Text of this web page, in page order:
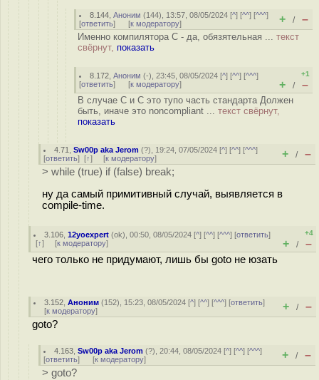
8.144 ,Аноним (144), 13:57, 08/05/2024 [^] [^^] [^^^]
[ответить] [к модератору] + / –
Именно компилятора С - да, обязятельная ... текст
свёрнут, показать
8.172 ,Аноним (-), 23:45, 08/05/2024 [^] [^^] [^^^]
[ответить] [к модератору]
+1
+ / –
В случае С и C это тупо часть стандарта Должен
быть, иначе это noncompliant ... текст свёрнут,
показать
4.71 ,Sw00p aka Jerom (?), 19:24, 07/05/2024 [^] [^^] [^^^]
[ответить] [↑] [к модератору] + / –
> while (true) if (false) break;
ну да самый примитивный случай, выявляется в
compile-time.
3.106 ,12yoexpert (ok), 00:50, 08/05/2024 [^] [^^] [^^^] [ответить]
[↑] [к модератору]
+4
+ / –
чего только не придумают, лишь бы goto не юзать
3.152 ,Аноним (152), 15:23, 08/05/2024 [^] [^^] [^^^] [ответить]
[к модератору] + / –
goto?
4.163 ,Sw00p aka Jerom (?), 20:44, 08/05/2024 [^] [^^] [^^^]
[ответить] [к модератору] + / –
> goto?